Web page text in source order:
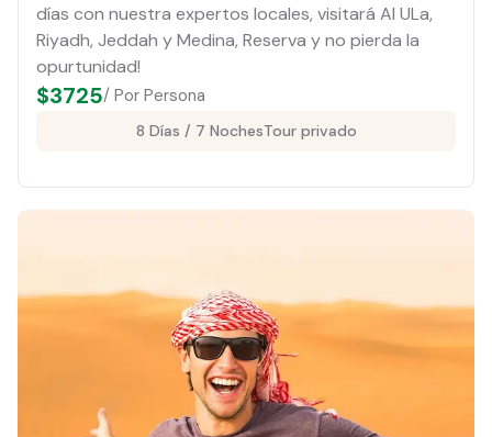
días con nuestra expertos locales, visitará Al ULa,
Riyadh, Jeddah y Medina, Reserva y no pierda la
opurtunidad!
$3725/ Por Persona
8 Días / 7 NochesTour privado